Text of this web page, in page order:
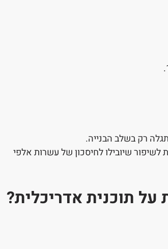
רק בשלב הבנייה.
שיובילו לחיסכון של עשרות אלפי
תוכנית אדריכלית?